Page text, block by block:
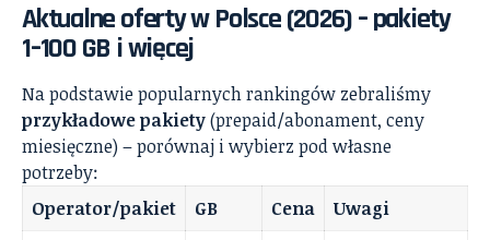
Aktualne oferty w Polsce (2026) – pakiety
1–100 GB i więcej
Na podstawie popularnych rankingów zebraliśmy
przykładowe pakiety(prepaid/abonament, ceny
miesięczne) – porównaj i wybierz pod własne
potrzeby:
Operator/pakiet
GB Cena
Uwagi